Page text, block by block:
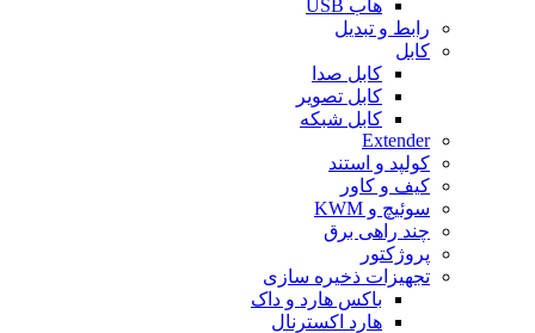
هاب USB
رابط و تبدیل
کابل
کابل صدا
کابل تصویر
کابل شبکه
Extender
کولپد و استند
کیف و کاور
سوئیچ و KWM
چند راهی برق
پروژکتور
تجهیزات ذخیره سازی
باکس هارد و داک
هارد اکسترنال